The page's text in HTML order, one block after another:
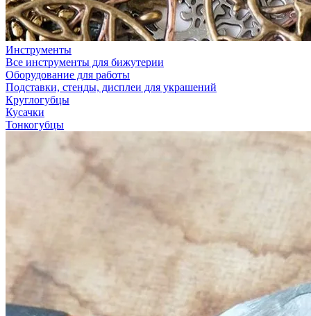
Инструменты
Все инструменты для бижутерии
Оборудование для работы
Подставки, стенды, дисплеи для украшений
Круглогубцы
Кусачки
Тонкогубцы